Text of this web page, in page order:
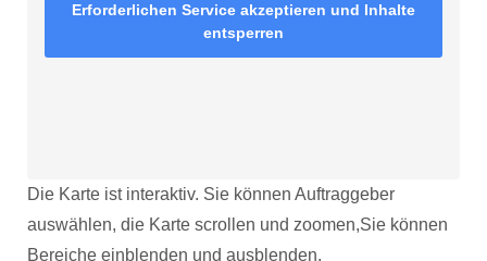
Erforderlichen Service akzeptieren und Inhalte
entsperren
Die Karte ist interaktiv. Sie können Auftraggeber
auswählen, die Karte scrollen und zoomen,Sie können
Bereiche einblenden und ausblenden.